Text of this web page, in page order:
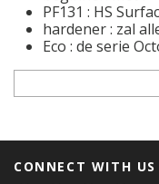
PF131 : HS
hardener : zal
Eco : de serie
CONNECT WITH US